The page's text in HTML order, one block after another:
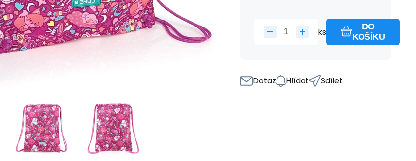
ks
DO
KOŠÍKU
Dotaz Hlídat Sdílet